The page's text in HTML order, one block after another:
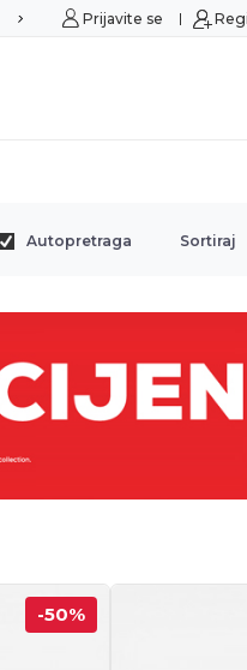
Sigurna
Prijavite se
Autopretraga Sortiraj
-50%